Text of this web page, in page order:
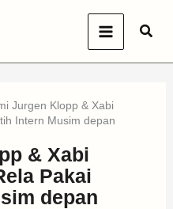
Jurgen Klopp & Xabi
Intern Musim depan
& Xabi
Pakai
depan